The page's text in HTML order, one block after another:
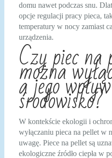
domu nawet podczas snu.
opcje regulacji pracy pieca,
temperatury w nocy zamiast
urządzenia.
Czy piec
można
a jego
środowisko?
W kontekście ekologii i
wyłączaniu pieca na pellet w
uwagę. Piece na pellet są
ekologiczne źródło ciepła w